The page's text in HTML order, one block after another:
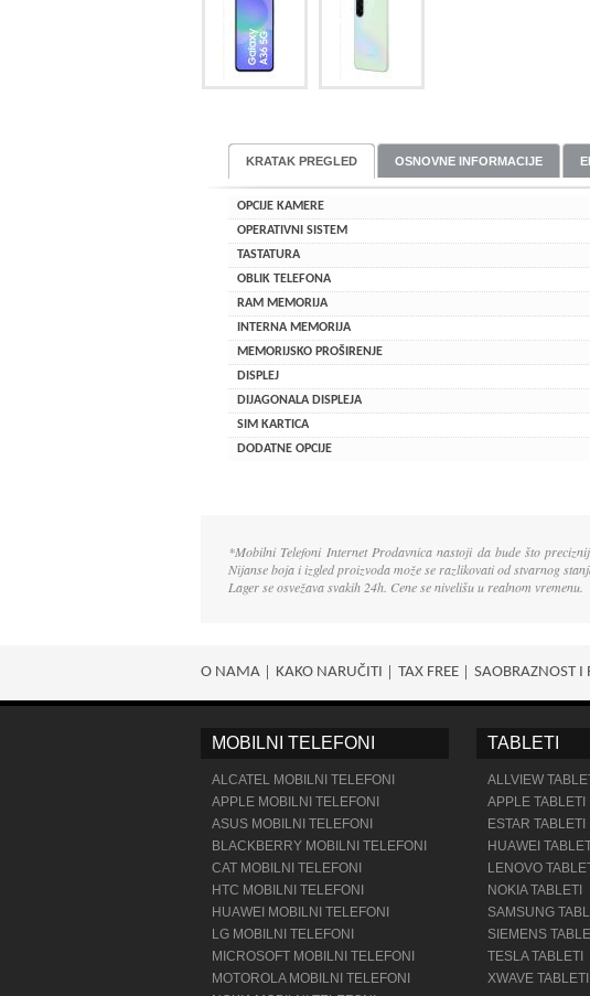
KRATAK PREGLED OSNOVNE INFORMACIJE
OPCIJE KAMERE
OPERATIVNI SISTEM
TASTATURA
OBLIK TELEFONA
RAM MEMORIJA
INTERNA MEMORIJA
MEMORIJSKO PROŠIRENJE
DISPLEJ
DIJAGONALA DISPLEJA
SIM KARTICA
DODATNE OPCIJE
*Mobilni Telefoni Internet Prodavnica nastoji da bude što
Nijanse boja i izgled proizvoda može se razlikovati od stvarnog
Lager se osvežava svakih 24h. Cene se nivelišu u realnom vremenu.
O NAMA KAKO NARUČITI TAX FREE SAOBRAZNOST I
MOBILNI TELEFONI
ALCATEL MOBILNI TELEFONI
APPLE MOBILNI TELEFONI
ASUS MOBILNI TELEFONI
BLACKBERRY MOBILNI TELEFONI
CAT MOBILNI TELEFONI
HTC MOBILNI TELEFONI
HUAWEI MOBILNI TELEFONI
LG MOBILNI TELEFONI
MICROSOFT MOBILNI TELEFONI
MOTOROLA MOBILNI TELEFONI
TABLETI
ALLVIEW
APPLE TABLETI
ESTAR TABLETI
HUAWEI
LENOVO
NOKIA TABLETI
SAMSUNG
SIEMENS
TESLA TABLETI
XWAVE TABLETI